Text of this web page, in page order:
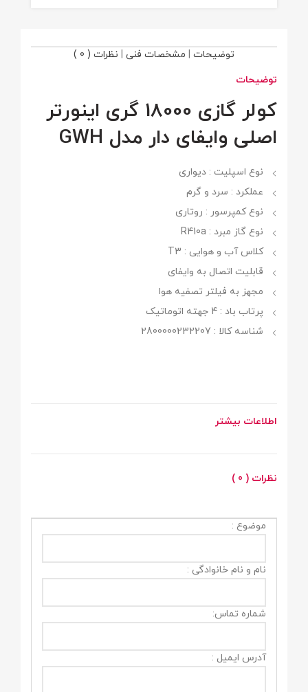
توضیحات | مشخصات فنی | نظرات ( 0 )
توضیحات
کولر گازی 18000 گری اینورتر
اصلی وایفای دار مدل GWH
نوع اسپلیت : دیواری
عملکرد : سرد و گرم
نوع کمپرسور : روتاری
نوع گاز مبرد : R410a
کلاس آب و هوایی : T3
قابلیت اتصال به وایفای
مجهز به فیلتر تصفیه هوا
پرتاب باد : 4 جهته اتوماتیک
شناسه کالا : 2800000232207
اطلاعات بیشتر
نظرات ( 0 )
موضوع :
نام و نام خانوادگی :
شماره تماس:
آدرس ایمیل :